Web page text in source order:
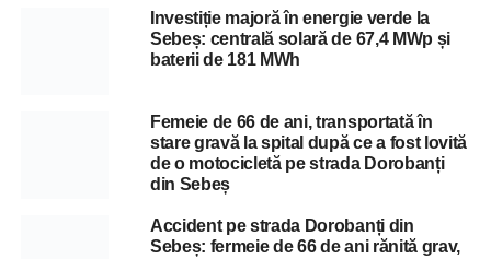
Investiție majoră în energie verde la
Sebeș: centrală solară de 67,4 MWp și
baterii de 181 MWh
Femeie de 66 de ani, transportată în
stare gravă la spital după ce a fost lovită
de o motocicletă pe strada Dorobanți
din Sebeș
Accident pe strada Dorobanți din
Sebeș: fermeie de 66 de ani rănită grav,